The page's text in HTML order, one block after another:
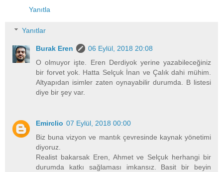
Yanıtla
Yanıtlar
Burak Eren
06 Eylül, 2018 20:08
O olmuyor işte. Eren Derdiyok yerine yazabileceğiniz
bir forvet yok. Hatta Selçuk İnan ve Çalık dahi mühim.
Altyapıdan isimler zaten oynayabilir durumda. B listesi
diye bir şey var.
Emirclio 07 Eylül, 2018 00:00
Biz buna vizyon ve mantık çevresinde kaynak yönetimi
diyoruz.
Realist bakarsak Eren, Ahmet ve Selçuk herhangi bir
durumda katkı sağlaması imkansız. Basit bir beyin